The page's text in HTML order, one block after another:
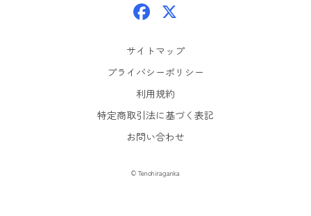
Facebook
サイトマップ
プライバシーポリシー
利用規約
特定商取引法に基づく表記
お問い合わせ
© Tenohiraganka